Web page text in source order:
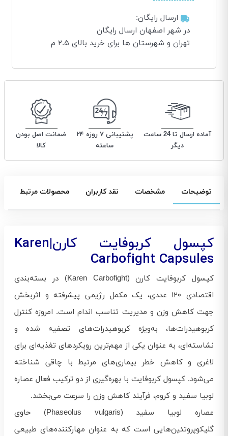
ارسال رایگان:
در شهر اصفهان ارسال رایگان
تهران و شهرستان ها برای خرید بالای ۲.۵ م
آماده ارسال تا 24 ساعت
دیگر
پشتیبانی ۷ روزه ۲۴
ساعته
ضمانت اصل بودن
کالا
توضیحات مشخصات نقد کاربران محصولات مرتبط
کپسول کربوفایت کارن|Karen
Carbofight Capsules
کپسول کربوفایت کارن (Karen Carbofight) در بسته‌بندی
اقتصادی ۱۲۰ عددی، یک مکمل رژیمی پیشرفته و اثربخش
جهت کاهش وزن و مدیریت تناسب اندام است. امروزه کنترل
کربوهیدرات‌ها، به‌ویژه کربوهیدرات‌های تصفیه شده و
نشاسته‌ای، به عنوان یکی از مهم‌ترین رویکردهای تغذیه‌ای برای
لاغری و کاهش خطر بیماری‌های مرتبط با چاقی شناخته
می‌شود. کپسول کربوفایت با بهره‌گیری از دو ترکیب فعال عصاره
لوبیا سفید و کروم، فرآیند کاهش وزن را سرعت می‌بخشد.
عصاره لوبیا سفید (Phaseolus vulgaris) حاوی
گلیکوپروتئین‌هایی است که به عنوان مهارکننده‌های طبیعی